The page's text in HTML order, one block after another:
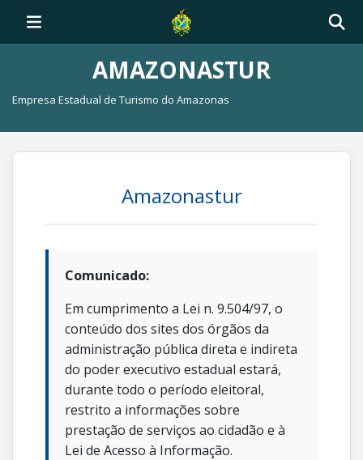
AMAZONASTUR
Empresa Estadual de Turismo do Amazonas
Amazonastur
Comunicado:
Em cumprimento a Lei n. 9.504/97, o
conteúdo dos sites dos órgãos da
administração pública direta e indireta
do poder executivo estadual estará,
durante todo o período eleitoral,
restrito a informações sobre
prestação de serviços ao cidadão e à
Lei de Acesso à Informação.